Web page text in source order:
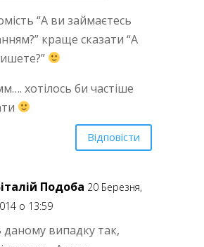
“А ви займаєтесь
краще сказати “А
хотілось би частіше
Відповісти
Подоба 20 Березня,
о 13:59
даному випадку так,